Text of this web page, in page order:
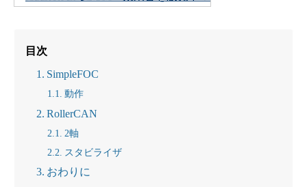
目次
SimpleFOC
動作
RollerCAN
2軸
スタビライザ
おわりに